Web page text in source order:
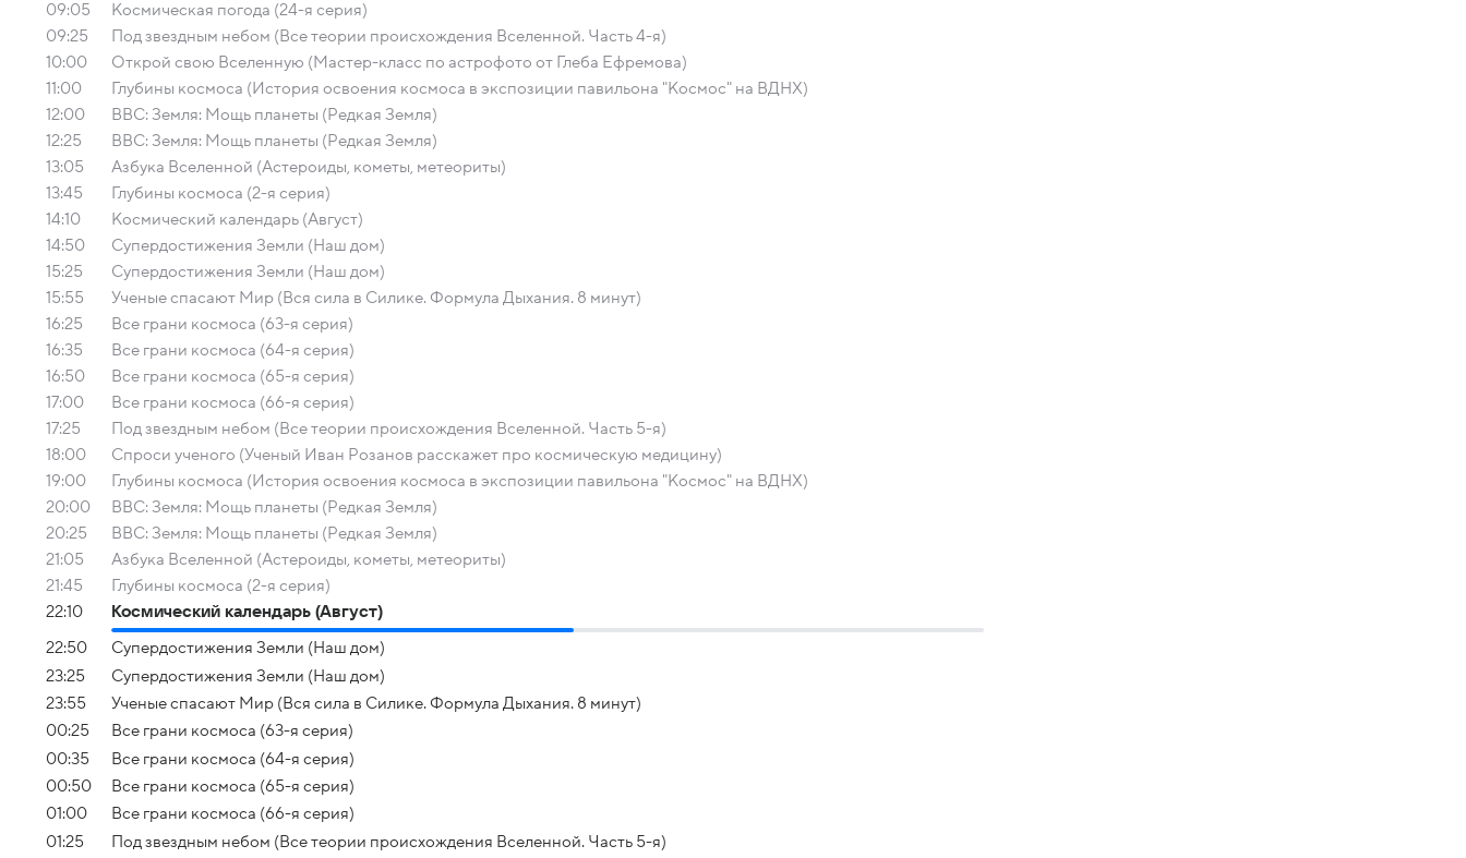
09:05
Космическая погода (24-я серия)
09:25
Под звездным небом (Все теории происхождения Вселенной. Часть 4-я)
10:00
Открой свою Вселенную (Мастер-класс по астрофото от Глеба Ефремова)
11:00
Глубины космоса (История освоения космоса в экспозиции павильона "Космос" на ВДНХ)
12:00
BBC: Земля: Мощь планеты (Редкая Земля)
12:25
BBC: Земля: Мощь планеты (Редкая Земля)
13:05
Азбука Вселенной (Астероиды, кометы, метеориты)
13:45
Глубины космоса (2-я серия)
14:10
Космический календарь (Август)
14:50
Супердостижения Земли (Наш дом)
15:25
Супердостижения Земли (Наш дом)
15:55
Ученые спасают Мир (Вся сила в Силике. Формула Дыхания. 8 минут)
16:25
Все грани космоса (63-я серия)
16:35
Все грани космоса (64-я серия)
16:50
Все грани космоса (65-я серия)
17:00
Все грани космоса (66-я серия)
17:25
Под звездным небом (Все теории происхождения Вселенной. Часть 5-я)
18:00
Спроси ученого (Ученый Иван Розанов расскажет про космическую медицину)
19:00
Глубины космоса (История освоения космоса в экспозиции павильона "Космос" на ВДНХ)
20:00
BBC: Земля: Мощь планеты (Редкая Земля)
20:25
BBC: Земля: Мощь планеты (Редкая Земля)
21:05
Азбука Вселенной (Астероиды, кометы, метеориты)
21:45
Глубины космоса (2-я серия)
22:10
Космический календарь (Август)
22:50
Супердостижения Земли (Наш дом)
23:25
Супердостижения Земли (Наш дом)
23:55
Ученые спасают Мир (Вся сила в Силике. Формула Дыхания. 8 минут)
00:25
Все грани космоса (63-я серия)
00:35
Все грани космоса (64-я серия)
00:50
Все грани космоса (65-я серия)
01:00
Все грани космоса (66-я серия)
01:25
Под звездным небом (Все теории происхождения Вселенной. Часть 5-я)